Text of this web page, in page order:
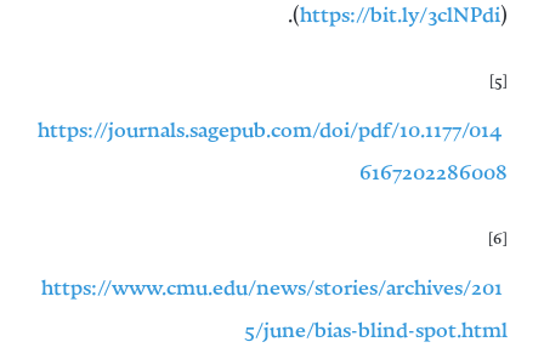
(https://bit.ly/3clNPdi).
[5]
https://journals.sagepub.com/doi/pdf/10.1177/014
6167202286008
[6]
https://www.cmu.edu/news/stories/archives/201
5/june/bias-blind-spot.html